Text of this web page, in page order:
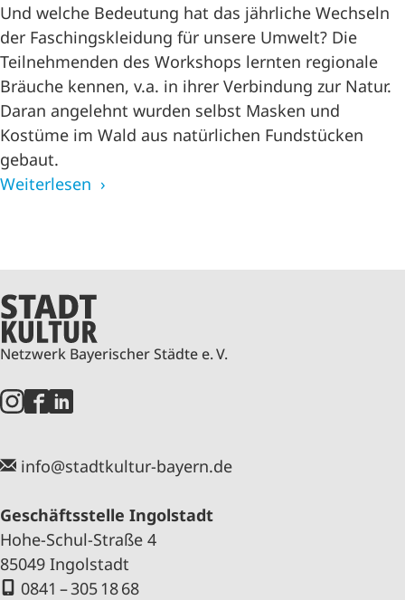
Und welche Bedeutung hat das jährliche Wechseln
der Faschingskleidung für unsere Umwelt? Die
Teilnehmenden des Workshops lernten regionale
Bräuche kennen, v.a. in ihrer Verbindung zur Natur.
Daran angelehnt wurden selbst Masken und
Kostüme im Wald aus natürlichen Fundstücken
gebaut.
Weiterlesen
Netzwerk Bayerischer Städte e. V.
info@stadtkultur-bayern.de
Geschäftsstelle Ingolstadt
Hohe-Schul-Straße 4
85049 Ingolstadt
0841 – 305 18 68